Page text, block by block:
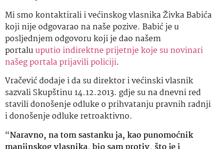
Mi smo kontaktirali i većinskog vlasnika Živka Babića
koji nije odgovarao na naše pozive. Babić je u
posljednjem odgovoru koji je dao našem
portaluuputio indirektne prijetnje koje su novinari
našeg portala prijavili policiji.
Vračević dodaje i da su direktor i većinski vlasnik
sazvali Skupštinu 14.12.2013. gdje su na dnevni red
stavili donošenje odluke o prihvatanju pravnih radnji
i donošenje odluke retroaktivno.
“Naravno, na tom sastanku ja, kao punomoćnik